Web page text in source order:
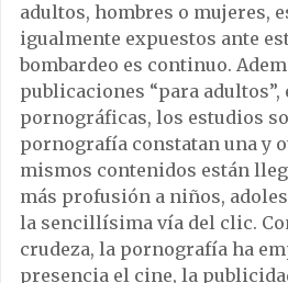
adultos, hombres o mujeres,
igualmente expuestos ante
bombardeo es continuo.
publicaciones “para adultos”,
pornográficas, los estudios
pornografía constatan una y
mismos contenidos están
más profusión a niños,
la sencillísima vía del clic.
crudeza, la pornografía ha
presencia el cine, la